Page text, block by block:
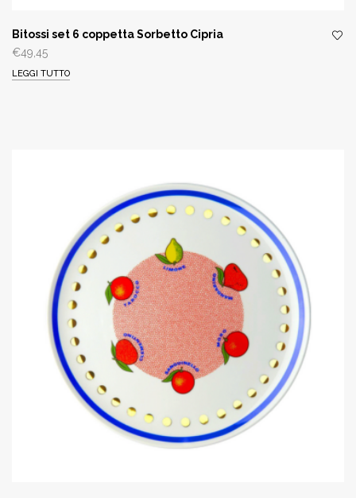
Bitossi set 6 coppetta Sorbetto Cipria
€49,45
LEGGI TUTTO